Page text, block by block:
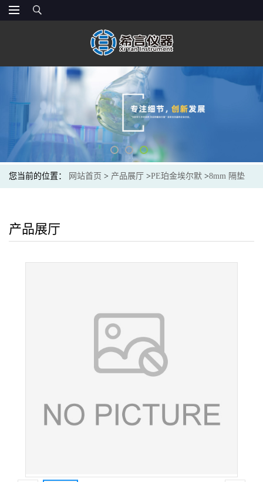
您当前的位置： 网站首页 > 产品展厅 >PE珀金埃尔默 >8mm 隔垫
产品展厅